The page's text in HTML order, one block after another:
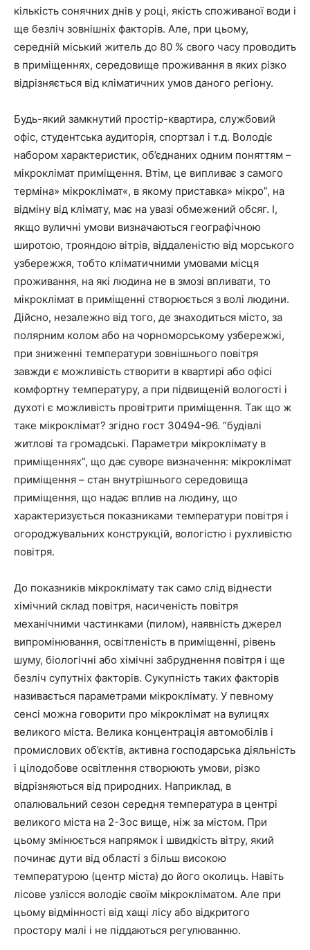
кількість сонячних днів у році, якість споживаної води і
ще безліч зовнішніх факторів. Але, при цьому,
середній міський житель до 80 % свого часу проводить
в приміщеннях, середовище проживання в яких різко
відрізняється від кліматичних умов даного регіону.
Будь-який замкнутий простір-квартира, службовий
офіс, студентська аудиторія, спортзал і т.д. Володіє
набором характеристик, об’єднаних одним поняттям –
мікроклімат приміщення. Втім, це випливає з самого
терміна» мікроклімат«, в якому приставка» мікро”, на
відміну від клімату, має на увазі обмежений обсяг. І,
якщо вуличні умови визначаються географічною
широтою, трояндою вітрів, віддаленістю від морського
узбережжя, тобто кліматичними умовами місця
проживання, на які людина не в змозі впливати, то
мікроклімат в приміщенні створюється з волі людини.
Дійсно, незалежно від того, де знаходиться місто, за
полярним колом або на чорноморському узбережжі,
при зниженні температури зовнішнього повітря
завжди є можливість створити в квартирі або офісі
комфортну температуру, а при підвищеній вологості і
духоті є можливість провітрити приміщення. Так що ж
таке мікроклімат? згідно гост 30494-96. “будівлі
житлові та громадські. Параметри мікроклімату в
приміщеннях”, що дає суворе визначення: мікроклімат
приміщення – стан внутрішнього середовища
приміщення, що надає вплив на людину, що
характеризується показниками температури повітря і
огороджувальних конструкцій, вологістю і рухливістю
повітря.
До показників мікроклімату так само слід віднести
хімічний склад повітря, насиченість повітря
механічними частинками (пилом), наявність джерел
випромінювання, освітленість в приміщенні, рівень
шуму, біологічні або хімічні забруднення повітря і ще
безліч супутніх факторів. Сукупність таких факторів
називається параметрами мікроклімату. У певному
сенсі можна говорити про мікроклімат на вулицях
великого міста. Велика концентрація автомобілів і
промислових об’єктів, активна господарська діяльність
і цілодобове освітлення створюють умови, різко
відрізняються від природних. Наприклад, в
опалювальний сезон середня температура в центрі
великого міста на 2-3ос вище, ніж за містом. При
цьому змінюється напрямок і швидкість вітру, який
починає дути від області з більш високою
температурою (центр міста) до його околиць. Навіть
лісове узлісся володіє своїм мікрокліматом. Але при
цьому відмінності від хащі лісу або відкритого
простору малі і не піддаються регулюванню.